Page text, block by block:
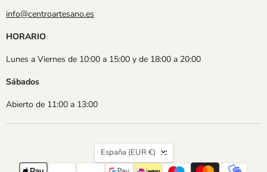
info@centroartesano.es
HORARIO
Lunes a Viernes de 10:00 a 15:00 y de 18:00 a 20:00
Sábados
Abierto de 11:00 a 13:00
País
España (EUR €)